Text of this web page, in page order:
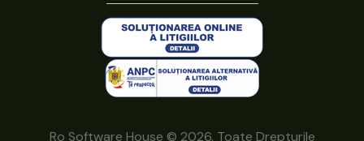
Ro Software House © 2026. Toate Drepturile